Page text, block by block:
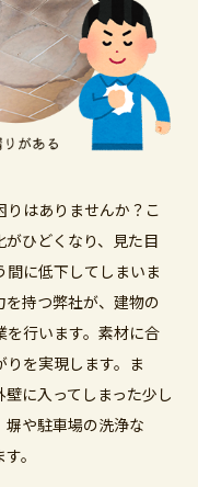
はありませんか？こ
ひどくなり、見た目
に低下してしまいま
持つ弊社が、建物の
を行います。素材に合
を実現します。ま
に入ってしまった少し
や駐車場の洗浄な
。